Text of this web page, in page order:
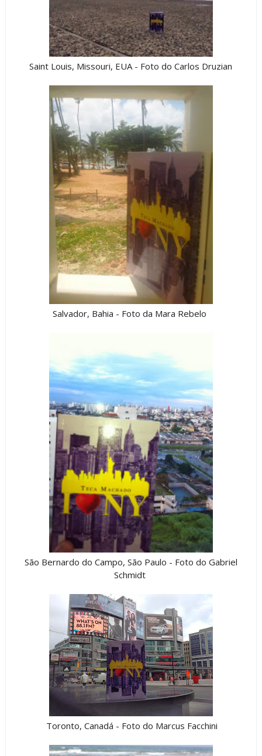
Saint Louis, Missouri, EUA - Foto do Carlos Druzian
Salvador, Bahia - Foto da Mara Rebelo
São Bernardo do Campo, São Paulo - Foto do Gabriel
Schmidt
Toronto, Canadá - Foto do Marcus Facchini